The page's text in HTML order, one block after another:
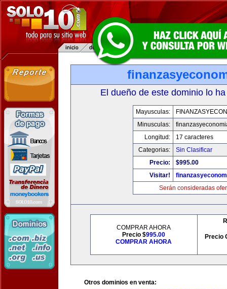
El dueño de este dominio lo
Mayusculas:
Minusculas:
Longitud:
17 caracteres
Categorias:
Sin Clasificar
Precio:
$995.00
Visitar!
Serán consideradas
COMPRAR AHORA
Precio $995.00
COMPRAR AHORA
Precio
Otros dominios en venta: